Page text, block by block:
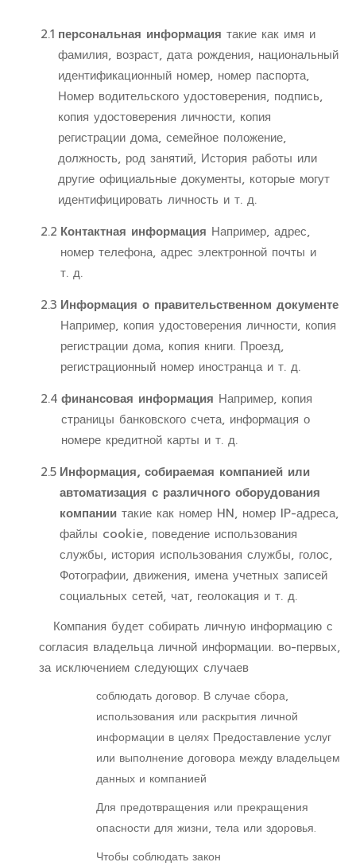
2.1 персональная информация такие как имя и
фамилия, возраст, дата рождения, национальный
идентификационный номер, номер паспорта,
Номер водительского удостоверения, подпись,
копия удостоверения личности, копия
регистрации дома, семейное положение,
должность, род занятий, История работы или
другие официальные документы, которые могут
идентифицировать личность и т. д.
2.2 Контактная информация Например, адрес,
номер телефона, адрес электронной почты и
т. д.
2.3 Информация о правительственном документе
Например, копия удостоверения личности, копия
регистрации дома, копия книги. Проезд,
регистрационный номер иностранца и т. д.
2.4 финансовая информация Например, копия
страницы банковского счета, информация о
номере кредитной карты и т. д.
2.5 Информация, собираемая компанией или
автоматизация с различного оборудования
компании такие как номер HN, номер IP-адреса,
файлы cookie, поведение использования
службы, история использования службы, голос,
Фотографии, движения, имена учетных записей
социальных сетей, чат, геолокация и т. д.
Компания будет собирать личную информацию с
согласия владельца личной информации. во-первых,
за исключением следующих случаев
соблюдать договор. В случае сбора,
использования или раскрытия личной
информации в целях Предоставление услуг
или выполнение договора между владельцем
данных и компанией
Для предотвращения или прекращения
опасности для жизни, тела или здоровья.
Чтобы соблюдать закон